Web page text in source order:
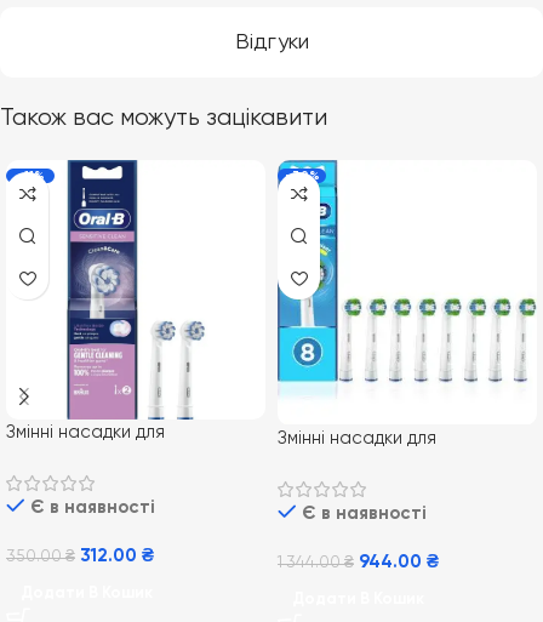
Відгуки
Також вас можуть зацікавити
-11%
Змінні насадки для
Oral-B EB60 Sensi Ultrathin 2
шт Є в наявності
350.00₴ 312.00 ₴
-30%
Змінні насадки для
Oral-B EB20 Precision Clean
8 штЄ в наявності
1 344.00₴ 944.00 ₴